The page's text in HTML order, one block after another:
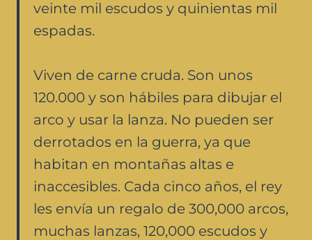
veinte mil escudos y quinientas mil
espadas.
Viven de carne cruda. Son unos
120.000 y son hábiles para dibujar el
arco y usar la lanza. No pueden ser
derrotados en la guerra, ya que
habitan en montañas altas e
inaccesibles. Cada cinco años, el rey
les envía un regalo de 300,000 arcos,
muchas lanzas, 120,000 escudos y